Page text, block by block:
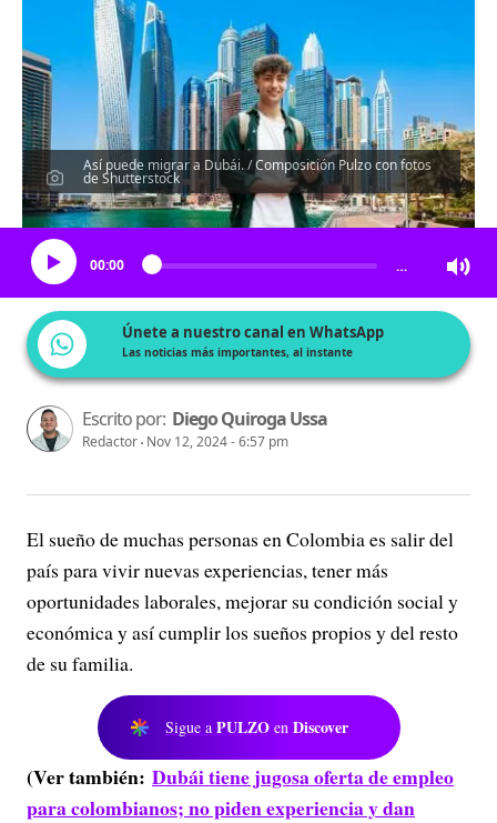
Así puede migrar a Dubái. / Composición Pulzo con fotos
de Shutterstock
Escucha el artículo
00:00 …
Únete a nuestro canal en WhatsApp
Las noticias más importantes, al instante
Escrito por: Diego Quiroga Ussa
Redactor Nov 12, 2024 - 6:57 pm
El sueño de muchas personas en Colombia es salir del
país para vivir nuevas experiencias, tener más
oportunidades laborales, mejorar su condición social y
económica y así cumplir los sueños propios y del resto
de su familia.
Sigue a PULZO en Discover
(Ver también: Dubái tiene jugosa oferta de empleo
para colombianos; no piden experiencia y dan